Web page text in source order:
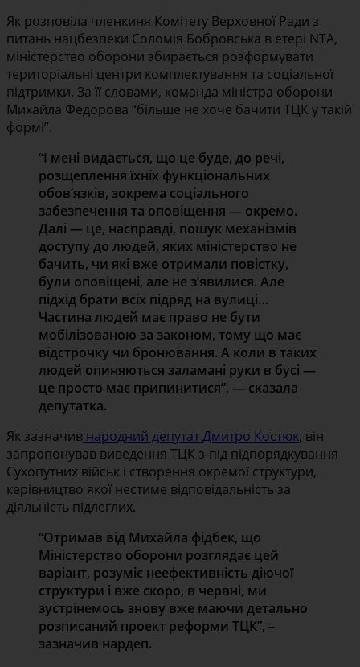
Як розповіла членкиня Комітету Верховної Ради з
питань нацбезпеки Соломія Бобровська в етері NTA,
міністерство оборони збирається розформувати
територіальні центри комплектування та соціальної
підтримки. За її словами, команда міністра оборони
Михайла Федорова “більше не хоче бачити ТЦК у такій
формі”.
“І мені видається, що це буде, до речі,
розщеплення їхніх функціональних
обов’язків, зокрема соціального
забезпечення та оповіщення — окремо.
Далі — це, насправді, пошук механізмів
доступу до людей, яких міністерство не
бачить, чи які вже отримали повістку,
були оповіщені, але не з’явилися. Але
підхід брати всіх підряд на вулиці…
Частина людей має право не бути
мобілізованою за законом, тому що має
відстрочку чи бронювання. А коли в таких
людей опиняються заламані руки в бусі —
це просто має припинитися”, — сказала
депутатка.
Як зазначив народний депутат Дмитро Костюк, він
запропонував виведення ТЦК з-під підпорядкування
Сухопутних військ і створення окремої структури,
керівництво якої нестиме відповідальність за
діяльність підлеглих.
“Отримав від Михайла фідбек, що
Міністерство оборони розглядає цей
варіант, розуміє неефективність діючої
структури і вже скоро, в червні, ми
зустрінемось знову вже маючи детально
розписаний проект реформи ТЦК”, –
зазначив нардеп.